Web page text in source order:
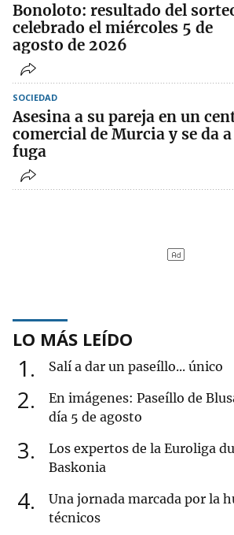
Bonoloto: resultado del
celebrado el miércoles 5 de
agosto de 2026
SOCIEDAD
Asesina a su pareja en un
comercial de Murcia y se da
fuga
LO MÁS LEÍDO
1 Salí a dar un paseíllo... único
2
En imágenes: Paseíllo de
día 5 de agosto
3
Los expertos de la Euroliga
Baskonia
4
Una jornada marcada por la
técnicos